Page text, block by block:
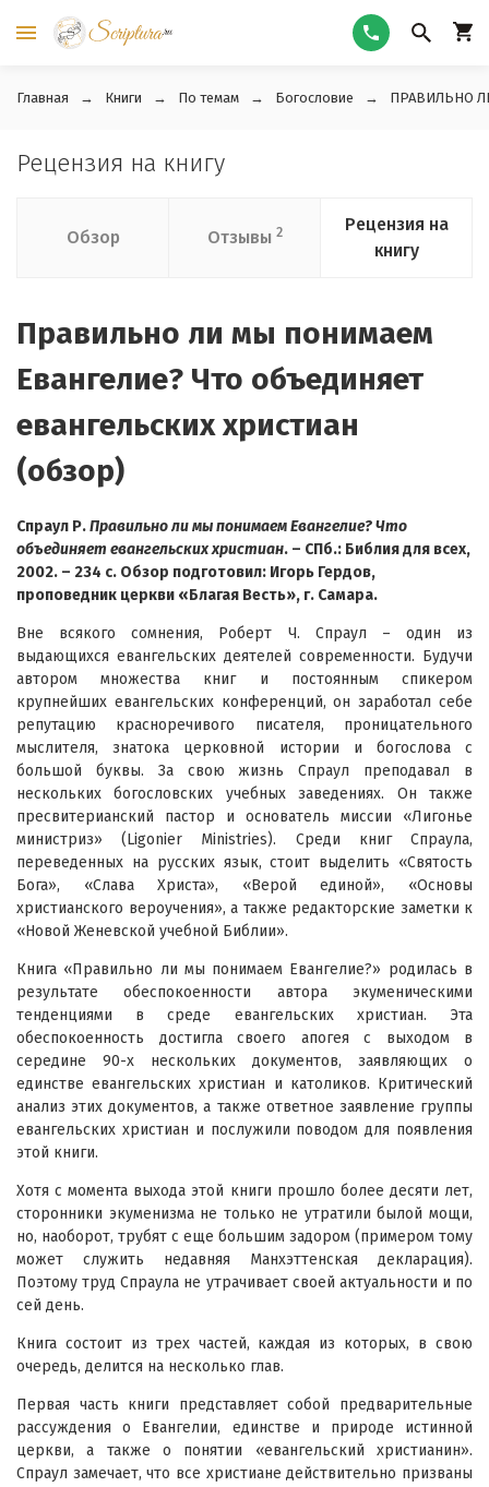
Главная Книги По темам Богословие ПРАВИЛЬНО
Рецензия на книгу
Обзор Отзывы 2
Рецензия на
книгу
Правильно ли мы понимаем
Евангелие? Что объединяет
евангельских христиан
(обзор)
Спраул Р.Правильно ли мы понимаем Евангелие? Что
объединяет евангельских христиан. – СПб.: Библия для всех,
2002. – 234 с. Обзор подготовил: Игорь Гердов,
проповедник церкви «Благая Весть», г. Самара.
Вне всякого сомнения, Роберт Ч. Спраул – один из
выдающихся евангельских деятелей современности. Будучи
автором множества книг и постоянным спикером
крупнейших евангельских конференций, он заработал себе
репутацию красноречивого писателя, проницательного
мыслителя, знатока церковной истории и богослова с
большой буквы. За свою жизнь Спраул преподавал в
нескольких богословских учебных заведениях. Он также
пресвитерианский пастор и основатель миссии «Лигонье
министриз» (Ligonier Ministries). Среди книг Спраула,
переведенных на русских язык, стоит выделить «Святость
Бога», «Слава Христа», «Верой единой», «Основы
христианского вероучения», а также редакторские заметки к
«Новой Женевской учебной Библии».
Книга «Правильно ли мы понимаем Евангелие?» родилась в
результате обеспокоенности автора экуменическими
тенденциями в среде евангельских христиан. Эта
обеспокоенность достигла своего апогея с выходом в
середине 90-х нескольких документов, заявляющих о
единстве евангельских христиан и католиков. Критический
анализ этих документов, а также ответное заявление группы
евангельских христиан и послужили поводом для появления
этой книги.
Хотя с момента выхода этой книги прошло более десяти лет,
сторонники экуменизма не только не утратили былой мощи,
но, наоборот, трубят с еще большим задором (примером тому
может служить недавняя Манхэттенская декларация).
Поэтому труд Спраула не утрачивает своей актуальности и по
сей день.
Книга состоит из трех частей, каждая из которых, в свою
очередь, делится на несколько глав.
Первая часть книги представляет собой предварительные
рассуждения о Евангелии, единстве и природе истинной
церкви, а также о понятии «евангельский христианин».
Спраул замечает, что все христиане действительно призваны